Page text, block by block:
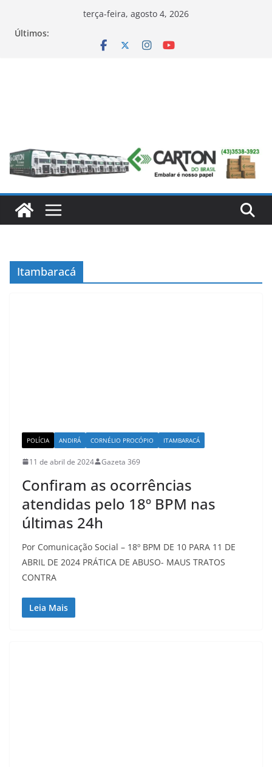
terça-feira, agosto 4, 2026
Últimos:
Itambaracá
POLÍCIA ANDIRÁ CORNÉLIO PROCÓPIO ITAMBARACÁ
11 de abril de 2024 Gazeta 369
Confiram as ocorrências
atendidas pelo 18º BPM nas
últimas 24h
Por Comunicação Social – 18º BPM DE 10 PARA 11 DE
ABRIL DE 2024 PRÁTICA DE ABUSO- MAUS TRATOS
CONTRA
Leia Mais